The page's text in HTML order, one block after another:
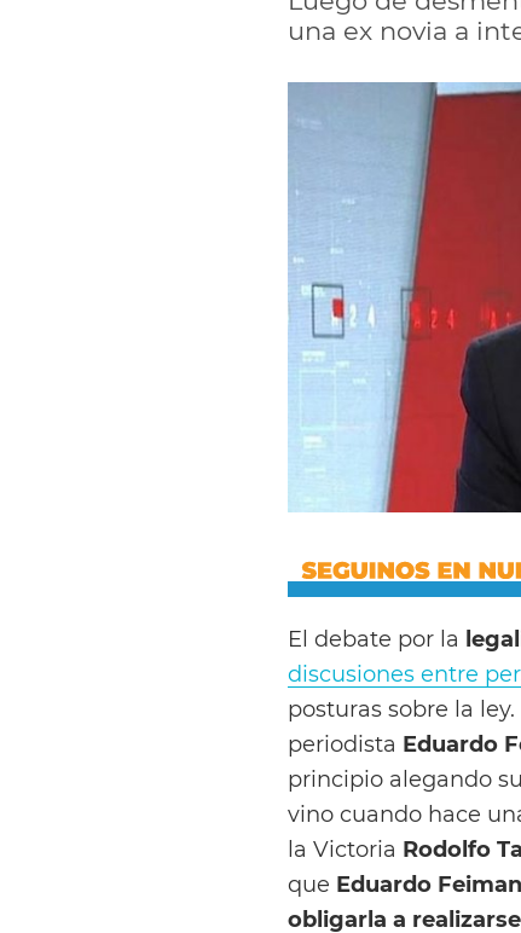
una ex novia a
El debate por la
discusiones entre
posturas sobre la
periodista Eduardo
principio alegando
vino cuando hace
la Victoria Rodolfo
que Eduardo
obligarla a